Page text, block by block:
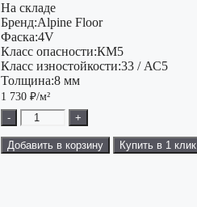
На складе
Бренд:Alpine Floor
Фаска:4V
Класс опасности:КМ5
Класс изностойкости:33 / АС5
Толщина:8 мм
1 730 ₽/м²
-
+
Добавить в корзину Купить в 1 клик